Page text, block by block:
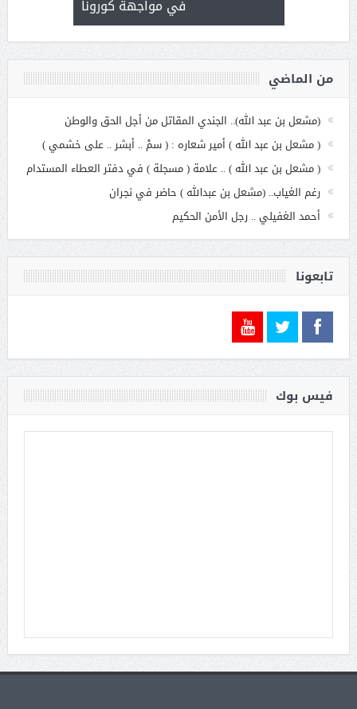
في مواجهة كورونا
من الماضي
(مشعل بن عبد الله).. الجندي المقاتل من أجل الحق والوطن
( مشعل بن عبد الله ) أمير شعاره : ( سمْ .. أبشر .. على خشمي )
( مشعل بن عبد الله ) .. علامة ( مسجلة ) في دفتر العطاء المستدام
رغم الغياب.. (مشعل بن عبدالله ) حاضر في نجران
أحمد الغفيلي .. رجل الأمن الحكيم
تابعونا
فيس بوك